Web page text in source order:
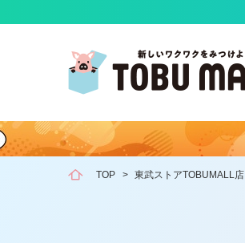
TOP > 東武ストアTOBUMALL店